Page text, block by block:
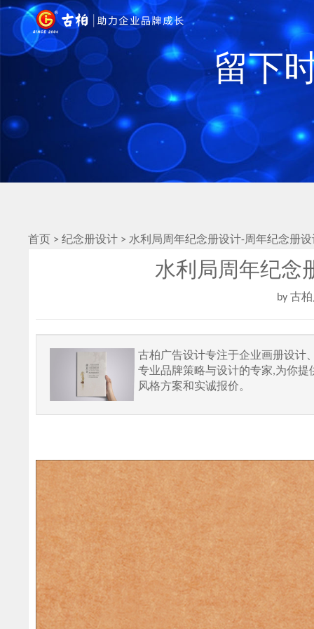
留下
首页 >纪念册设计 >水利局周年纪念册设计-周年纪念册
水利局周年纪念
by 古
古柏广告设计专注于企业画册设计
专业品牌策略与设计的专家,为你
风格方案和实诚报价。